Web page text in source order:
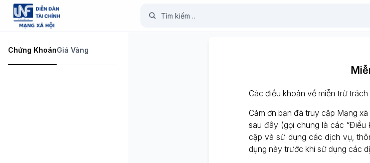
Chứng KhoánGiá Vàng
Các điều khoản về miễn trừ
Cảm ơn bạn đã truy cập Mạng
sau đây (gọi chung là các “Điều
cập và sử dụng các dịch vụ,
dụng này trước khi sử dụng các